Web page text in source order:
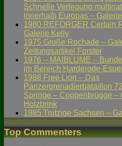
Schnelle Verlegung
innerhalb Europas –
1980 REFORGER Certain
Galerie Kelly
1975 Große Rochade –
Zeitungsartikel Forster
1976 – MAIBLUME –
im Bereich Harderode-
1988 Free Lion – Das
Panzergrenadierbataillon
Springe – Coppenbrügge –
Holzbrink
1985 Trutzige Sachsen –
Top Commenters